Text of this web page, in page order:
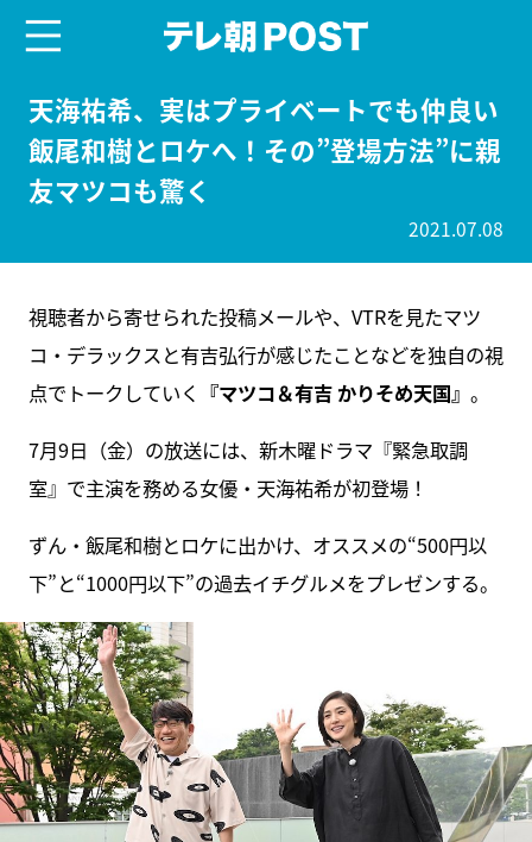
天海祐希、実はプライベートでも仲良い
飯尾和樹とロケへ！その”登場方法”に親
友マツコも驚く
2021.07.08
視聴者から寄せられた投稿メールや、VTRを見たマツ
コ・デラックスと有吉弘行が感じたことなどを独自の視
点でトークしていく 『マツコ＆有吉 かりそめ天国』 。
7月9日（金）の放送には、新木曜ドラマ『緊急取調
室』で主演を務める女優・天海祐希が初登場！
ずん・飯尾和樹とロケに出かけ、オススメの“500円以
下”と“1000円以下”の過去イチグルメをプレゼンする。